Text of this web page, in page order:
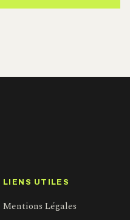
LIENS UTILES
Mentions Légales